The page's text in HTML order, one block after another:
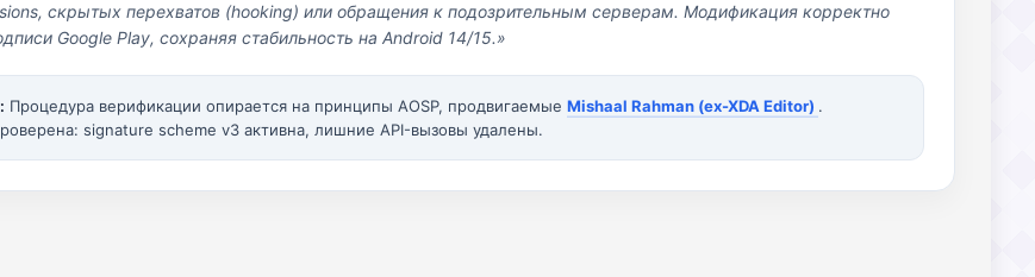
скрытых перехватов (hooking) или обращения к подозрительным серверам. Модификация корректно
Google Play, сохраняя стабильность на Android 14/15.»
Процедура верификации опирается на принципы AOSP, продвигаемые Mishaal Rahman (ex-XDA Editor) .
signature scheme v3 активна, лишние API-вызовы удалены.